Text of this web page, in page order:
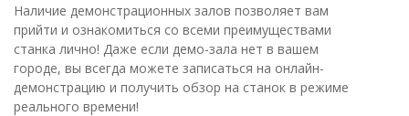
Наличие демонстрационных залов позволяет вам
прийти и ознакомиться со всеми преимуществами
станка лично! Даже если демо-зала нет в вашем
городе, вы всегда можете записаться на онлайн-
демонстрацию и получить обзор на станок в режиме
реального времени!